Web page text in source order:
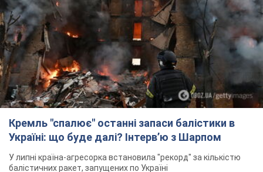
У липні країна-агресорка встановила "рекорд" за кількістю
балістичних ракет, запущених по Україні
4 години тому 48,0 т.
У Єкатеринбурзі атаковано склад Wildberries: є
влучання, піднявся дим. Фото і відео
Не допомогла росіянам навіть робота ППО
4 години тому
"Чудовий батько": у мережі розповіли про
чоловіка, якого Росія убила ударом по